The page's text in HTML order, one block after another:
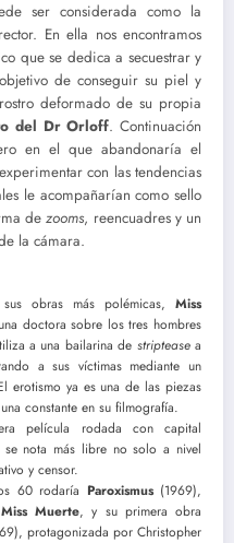
ser considerada como la
En ella nos encontramos
que se dedica a secuestrar y
de conseguir su piel y
deformado de su propia
del Dr Orloff. Continuación
en el que abandonaría el
con las tendencias
le acompañarían como sello
dezooms, reencuadres y un
la cámara.
obras más polémicas, Miss
doctora sobre los tres hombres
a una bailarina de stripteasea
a sus víctimas mediante un
erotismo ya es una de las piezas
constante en su filmografía.
película rodada con capital
nota más libre no solo a nivel
y censor.
60 rodaría Paroxismus(1969),
Miss Muerte, y su primera obra
protagonizada por Christopher